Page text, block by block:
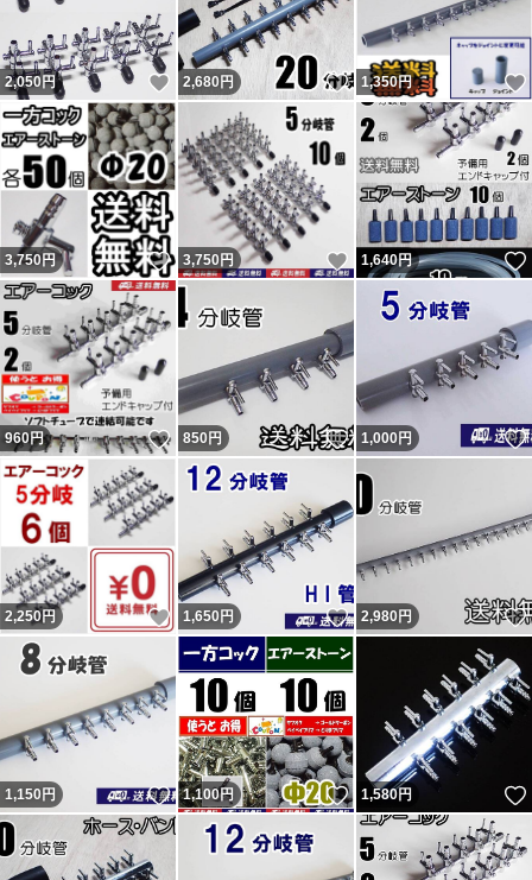
者が現れます。悪い評価をする事が目的（サクラ）と思わ
れる者が複数います。 ヤフーフリマからは不当評価への
私の返信コメントが閲覧出来ず、絶対に不公平なので載せ
ています。 私に非があれば反省・改善しますが、不当評
価には主張・反論します。かなり抑えて記載しています。
不当評価を気にせず購入していただいている皆様、ありが
とうございます。 どちらでもない評価も数件以外はコメ
ントと異なる不適当または誤評価です（9割以上がヤフー
フリマ購入者）。 ペイペイフリマ（現ヤフーフリマ）で
は問題なければ『普通（どちらでもない）』評価（コメン
トは良い取引が出来ました）をする人が多くて出品者から
不評だった為、『どちらでもない』の評価は2022年7月に
廃止されました。
落札後に即発送、翌日発送を要求してくる人が結構います
が事前に質問欄から確認するか他で購入してください。
主に支払手続から1～2、2～3日で発送と設定して出品
し、その通り発送しています。 翌日発送とならない場合
もあります。 勝手な要求通り発送しなかったから「気分
悪い」「誠実ではない」と悪い・どちらでもない 評価し
てきた異常者達がいたので記載しておきます。
特定商取引法に基づく表記 は自己紹介欄に記載有。 質問
はオークションの『出品者への質問』からしてください。
2,050円 いいね！
2,680円 いいね！
1,350円
3,750円 いいね！
3,750円 いいね！
1,640円
960円 いいね！
850円 いいね！
1,000円
2,250円 いいね！
1,650 円 いいね！
2,980円
1,150円 いいね！
1,100円 いいね！
1,580円